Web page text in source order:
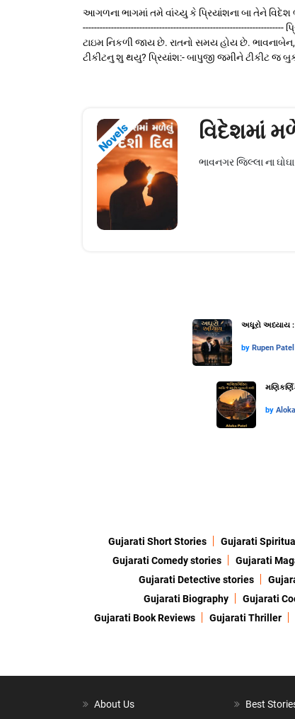
આગળના ભાગમાં તમે વાંચ્યુ કે પ્રિયાંશના બા તેને
ટાઇમ નિકળી જાય છે. રાતનો સમય હોય છે.
ટીકીટનુ શુ થયુ? પ્રિયાંશ:- બાપુજી જમીને ટીકીટ જ
Novels વિદેશમાં
ભાવનગર જિલ્લા ના
અધૂરો અધ્યાય
by Rupen Patel
by
Gujarati Short Stories Gujarati
Gujarati Comedy stories
Gujarati
Gujarati Detective stories
Gujarati Biography
Gujarati
Gujarati Book Reviews
Gujarati Thriller
About Us
Best